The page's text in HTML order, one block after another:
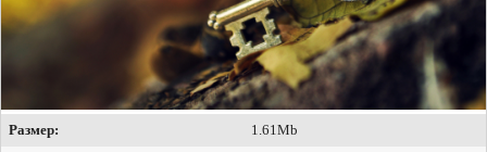
Размер:
1.61Mb